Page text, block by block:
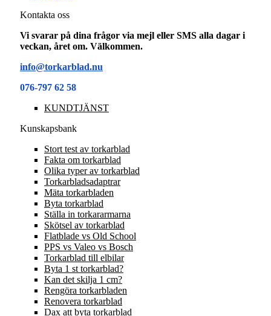
Kontakta oss
Vi svarar på dina frågor via mejl eller SMS alla dagar i
veckan, året om. Välkommen.
info@torkarblad.nu
076-797 62 58
KUNDTJÄNST
Kunskapsbank
Stort test av torkarblad
Fakta om torkarblad
Olika typer av torkarblad
Torkarbladsadaptrar
Mäta torkarbladen
Byta torkarblad
Ställa in torkararmarna
Skötsel av torkarblad
Flatblade vs Old School
PPS vs Valeo vs Bosch
Torkarblad till elbilar
Byta 1 st torkarblad?
Kan det skilja 1 cm?
Rengöra torkarbladen
Renovera torkarblad
Dax att byta torkarblad